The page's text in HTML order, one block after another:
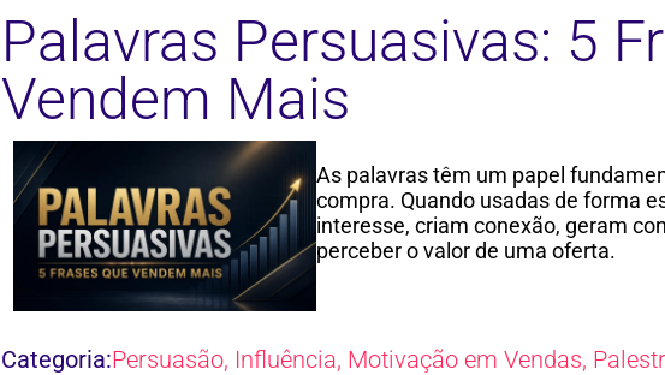
Palavras Persuasivas: 5
Vendem Mais
As palavras têm um papel
compra. Quando usadas de forma
interesse, criam conexão, geram
perceber o valor de uma oferta.
Categoria:Persuasão, Influência, Motivação em Vendas,